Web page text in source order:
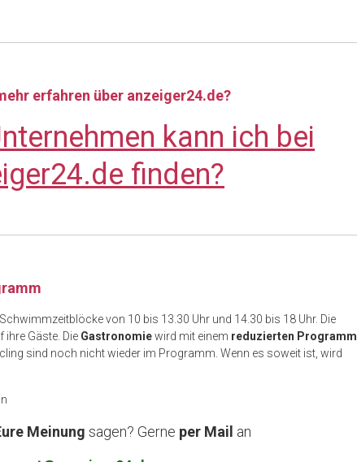
erfahren über anzeiger24.de?
kann ich bei
finden?
von 10 bis 13.30 Uhr und 14.30 bis 18 Uhr. Die
ihre Gäste. Die Gastronomiewird mit einem reduzierten Programm
sind noch nicht wieder im Programm. Wenn es soweit ist, wird
Meinung sagen? Gerne per Mail an